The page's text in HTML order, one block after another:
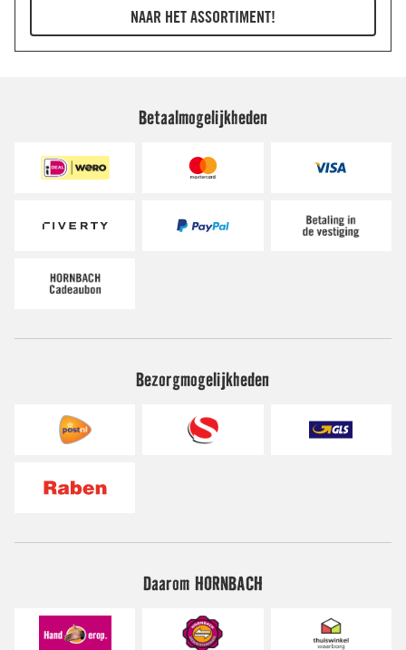
Betaalmogelijkheden
Bezorgmogelijkheden
Daarom HORNBACH